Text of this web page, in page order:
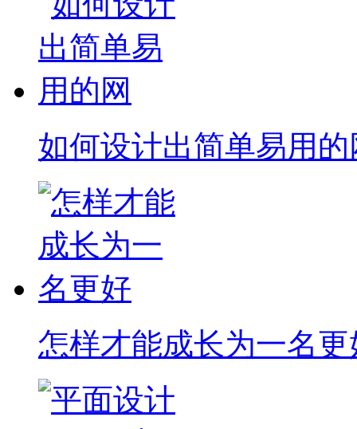
如何设计出简单易用的
怎样才能成长为一名更